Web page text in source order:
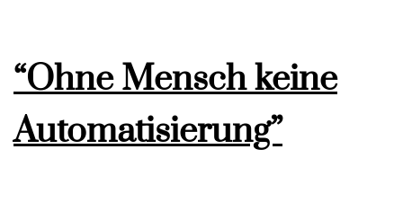
“Ohne Mensch keine
Automatisierung”